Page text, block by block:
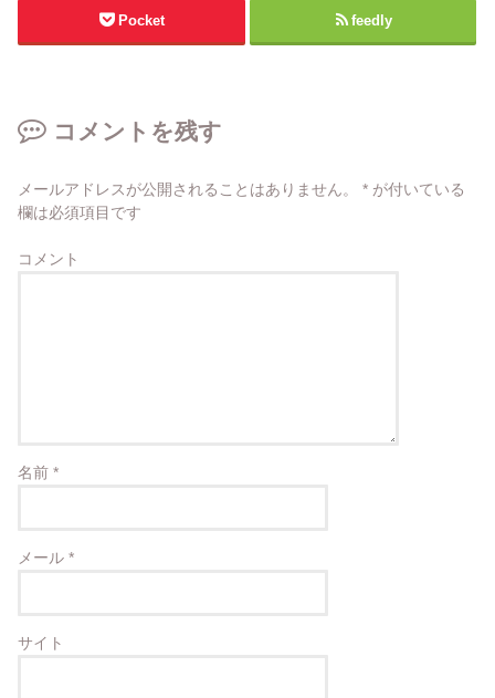
Pocket feedly
コメントを残す
メールアドレスが公開されることはありません。 * が付いている
欄は必須項目です
コメント
名前*
メール*
サイト